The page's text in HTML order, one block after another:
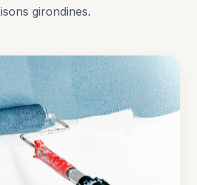
girondines.